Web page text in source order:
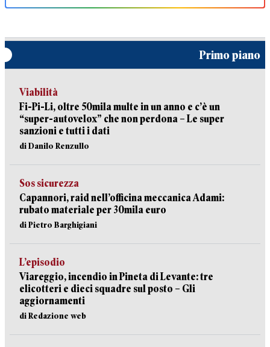
Primo piano
Viabilità
Fi-Pi-Li, oltre 50mila multe in un anno e c’è un
“super-autovelox” che non perdona – Le super
sanzioni e tutti i dati
di Danilo Renzullo
Sos sicurezza
Capannori, raid nell’officina meccanica Adami:
rubato materiale per 30mila euro
di Pietro Barghigiani
L’episodio
Viareggio, incendio in Pineta di Levante: tre
elicotteri e dieci squadre sul posto – Gli
aggiornamenti
di Redazione web